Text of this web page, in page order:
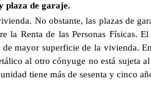
plaza de garaje.
No obstante, las plazas de
Renta de las Personas Físicas.
mayor superficie de la vivienda.
al otro cónyuge no está sujeta
tiene más de sesenta y cinco